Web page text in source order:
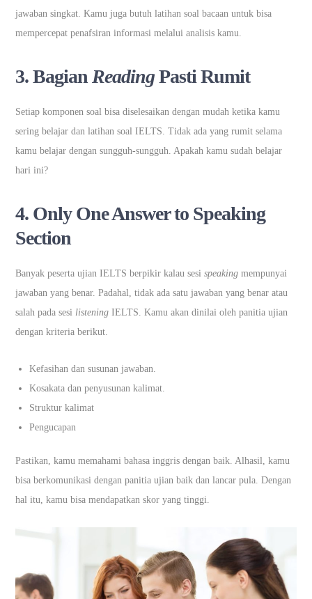
jawaban singkat. Kamu juga butuh latihan soal bacaan untuk bisa
mempercepat penafsiran informasi melalui analisis kamu.
3.Bagian ReadingPasti Rumit
Setiap komponen soal bisa diselesaikan dengan mudah ketika kamu
sering belajar dan latihan soal IELTS. Tidak ada yang rumit selama
kamu belajar dengan sungguh-sungguh. Apakah kamu sudah belajar
hari ini?
4. Only One Answer to Speaking
Section
Banyak peserta ujian IELTS berpikir kalau sesispeakingmempunyai
jawaban yang benar. Padahal, tidak ada satu jawaban yang benar atau
salah pada sesi listeningIELTS. Kamu akan dinilai oleh panitia ujian
dengan kriteria berikut.
Kefasihan dan susunan jawaban.
Kosakata dan penyusunan kalimat.
Struktur kalimat
Pengucapan
Pastikan, kamu memahami bahasa inggris dengan baik. Alhasil, kamu
bisa berkomunikasi dengan panitia ujian baik dan lancar pula. Dengan
hal itu, kamu bisa mendapatkan skor yang tinggi.